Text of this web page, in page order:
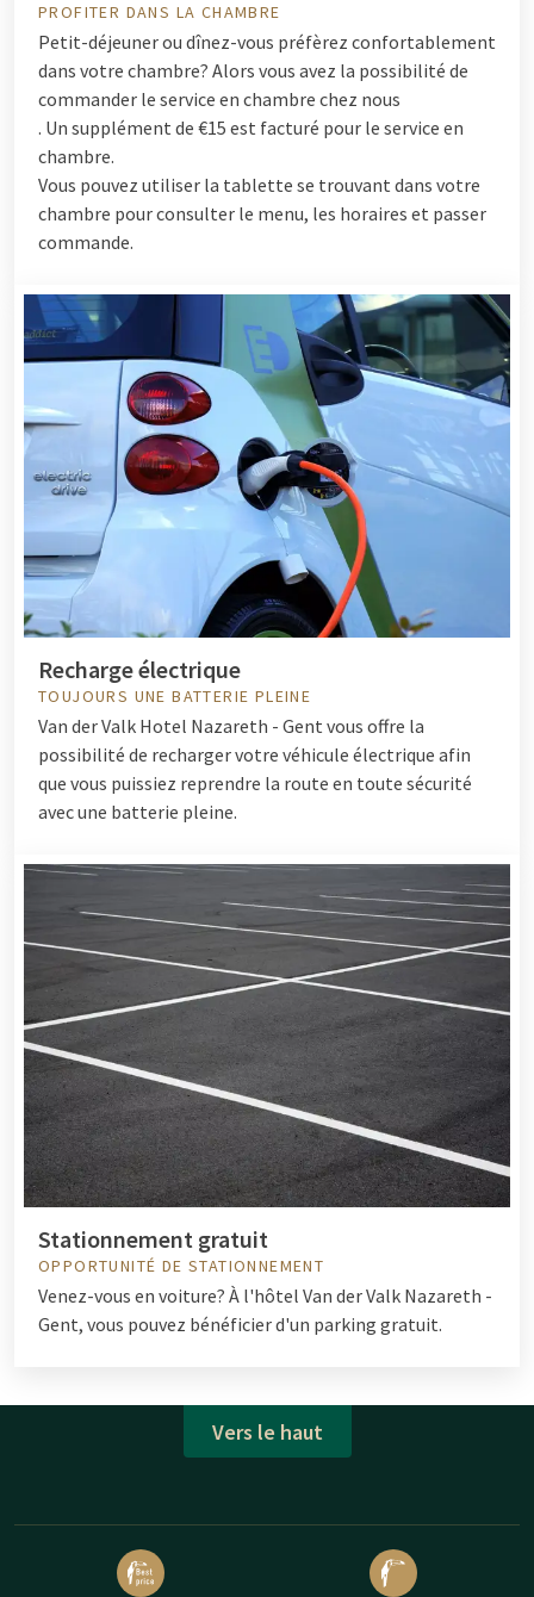
PROFITER DANS LA CHAMBRE
Petit-déjeuner ou dînez-vous préfèrez confortablement
dans votre chambre? Alors vous avez la possibilité de
commander le service en chambre chez nous
. Un supplément de €15 est facturé pour le service en
chambre.
Vous pouvez utiliser la tablette se trouvant dans votre
chambre pour consulter le menu, les horaires et passer
commande.
Recharge électrique
TOUJOURS UNE BATTERIE PLEINE
Van der Valk Hotel Nazareth - Gent vous offre la
possibilité de recharger votre véhicule électrique afin
que vous puissiez reprendre la route en toute sécurité
avec une batterie pleine.
Stationnement gratuit
OPPORTUNITÉ DE STATIONNEMENT
Venez-vous en voiture? À l'hôtel Van der Valk Nazareth -
Gent, vous pouvez bénéficier d'un parking gratuit.
Vers le haut